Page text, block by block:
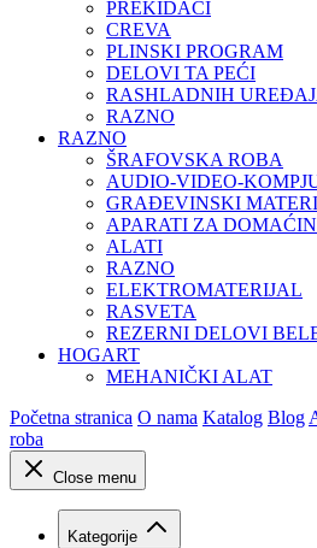
PREKIDAČI
CREVA
PLINSKI PROGRAM
DELOVI TA PEĆI
RASHLADNIH
RAZNO
RAZNO
ŠRAFOVSKA ROBA
AUDIO-VIDEO-
GRAĐEVINSKI
APARATI ZA
ALATI
RAZNO
ELEKTROMATERIJAL
RASVETA
REZERNI DELOVI
HOGART
MEHANIČKI ALAT
Početna stranica O nama Katalog Blog
roba
Close menu
Kategorije